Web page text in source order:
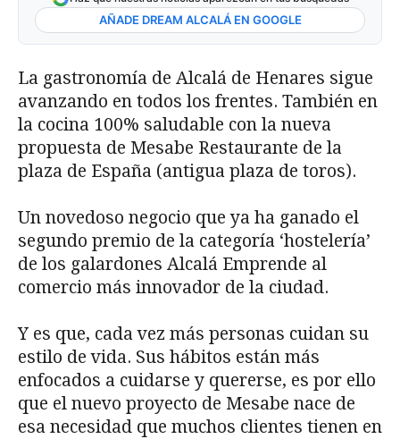
AÑADE DREAM ALCALÁ EN GOOGLE
La gastronomía de Alcalá de Henares sigue
avanzando en todos los frentes. También en
la cocina 100% saludable con la nueva
propuesta de Mesabe Restaurante de la
plaza de España (antigua plaza de toros).
Un novedoso negocio que ya ha ganado el
segundo premio de la categoría ‘hostelería’
de los galardones Alcalá Emprende al
comercio más innovador de la ciudad.
Y es que, cada vez más personas cuidan su
estilo de vida. Sus hábitos están más
enfocados a cuidarse y quererse, es por ello
que el nuevo proyecto de Mesabe nace de
esa necesidad que muchos clientes tienen en